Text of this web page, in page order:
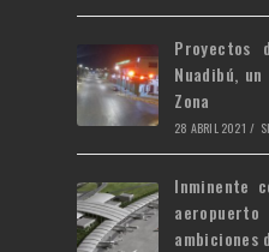
Proyectos
Nuadibú,
Zona
28 ABRIL 2021 /
Inminente
ambiciones